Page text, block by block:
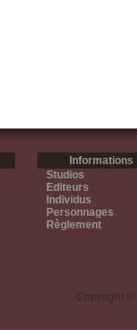
Informations
Studios
Editeurs
Individus
Personnages
Règlement
Copyright ©